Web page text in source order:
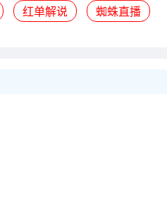
红单解说 蜘蛛直播